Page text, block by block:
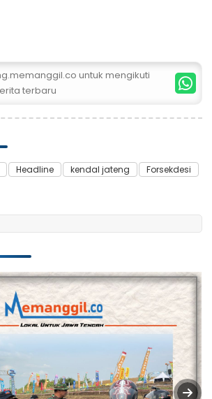
untuk mengikuti
terbaru
Headline kendal jateng
Forsekdesi